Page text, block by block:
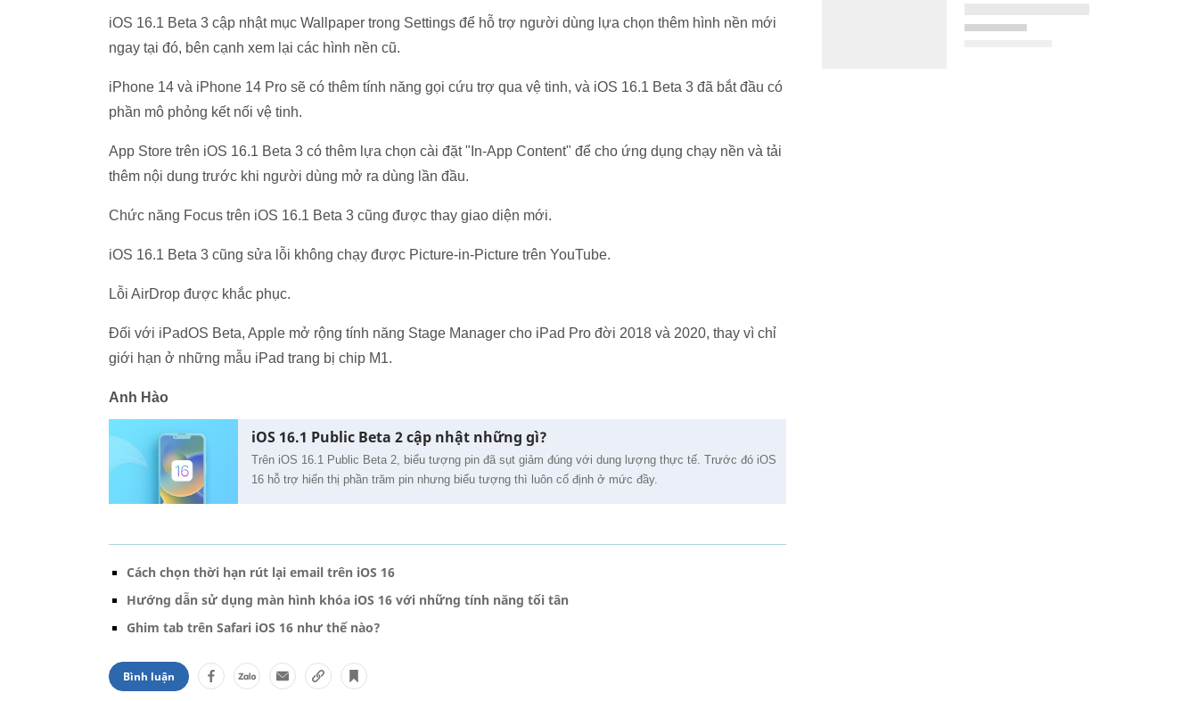
iOS 16.1 Beta 3 cập nhật mục Wallpaper trong Settings để hỗ trợ người dùng lựa chọn thêm hình nền mới
ngay tại đó, bên cạnh xem lại các hình nền cũ.
iPhone 14 và iPhone 14 Pro sẽ có thêm tính năng gọi cứu trợ qua vệ tinh, và iOS 16.1 Beta 3 đã bắt đầu có
phần mô phỏng kết nối vệ tinh.
App Store trên iOS 16.1 Beta 3 có thêm lựa chọn cài đặt "In-App Content" để cho ứng dụng chạy nền và tải
thêm nội dung trước khi người dùng mở ra dùng lần đầu.
Chức năng Focus trên iOS 16.1 Beta 3 cũng được thay giao diện mới.
iOS 16.1 Beta 3 cũng sửa lỗi không chạy được Picture-in-Picture trên YouTube.
Lỗi AirDrop được khắc phục.
Đối với iPadOS Beta, Apple mở rộng tính năng Stage Manager cho iPad Pro đời 2018 và 2020, thay vì chỉ
giới hạn ở những mẫu iPad trang bị chip M1.
Anh Hào
iOS 16.1 Public Beta 2 cập nhật những gì?
Trên iOS 16.1 Public Beta 2, biểu tượng pin đã sụt giảm đúng với dung lượng thực tế. Trước đó iOS
16 hỗ trợ hiển thị phần trăm pin nhưng biểu tượng thì luôn cố định ở mức đầy.
Cách chọn thời hạn rút lại email trên iOS 16
Hướng dẫn sử dụng màn hình khóa iOS 16 với những tính năng tối tân
Ghim tab trên Safari iOS 16 như thế nào?
Bình luận